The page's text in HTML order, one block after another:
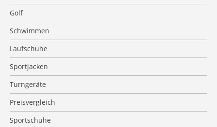
Golf
Schwimmen
Laufschuhe
Sportjacken
Turngeräte
Preisvergleich
Sportschuhe